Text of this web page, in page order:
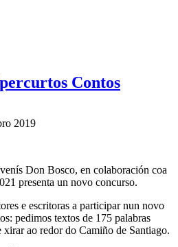
Contos
2019
Don Bosco, en colaboración coa
presenta un novo concurso.
e escritoras a participar nun novo
pedimos textos de 175 palabras
ao redor do Camiño de Santiago.